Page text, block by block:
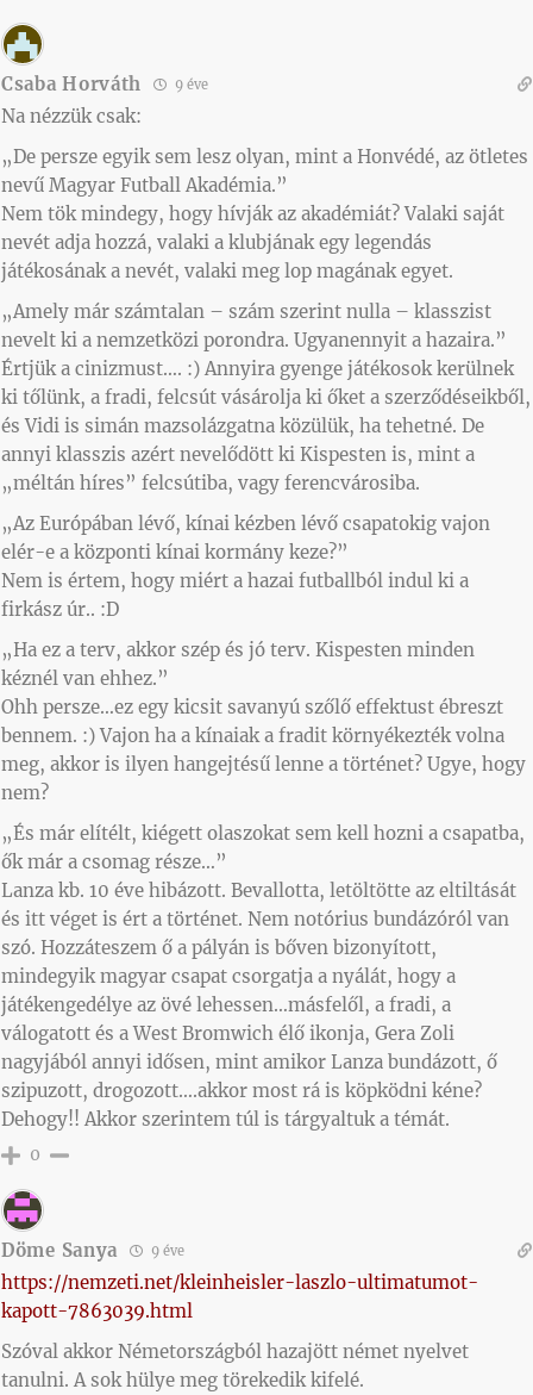
Csaba Horváth 9 éve
Na nézzük csak:
„De persze egyik sem lesz olyan, mint a Honvédé, az ötletes
nevű Magyar Futball Akadémia.”
Nem tök mindegy, hogy hívják az akadémiát? Valaki saját
nevét adja hozzá, valaki a klubjának egy legendás
játékosának a nevét, valaki meg lop magának egyet.
„Amely már számtalan – szám szerint nulla – klasszist
nevelt ki a nemzetközi porondra. Ugyanennyit a hazaira.”
Értjük a cinizmust…. :) Annyira gyenge játékosok kerülnek
ki tőlünk, a fradi, felcsút vásárolja ki őket a szerződéseikből,
és Vidi is simán mazsolázgatna közülük, ha tehetné. De
annyi klasszis azért nevelődött ki Kispesten is, mint a
„méltán híres” felcsútiba, vagy ferencvárosiba.
„Az Európában lévő, kínai kézben lévő csapatokig vajon
elér-e a központi kínai kormány keze?”
Nem is értem, hogy miért a hazai futballból indul ki a
firkász úr.. :D
„Ha ez a terv, akkor szép és jó terv. Kispesten minden
kéznél van ehhez.”
Ohh persze…ez egy kicsit savanyú szőlő effektust ébreszt
bennem. :) Vajon ha a kínaiak a fradit környékezték volna
meg, akkor is ilyen hangejtésű lenne a történet? Ugye, hogy
nem?
„És már elítélt, kiégett olaszokat sem kell hozni a csapatba,
ők már a csomag része…”
Lanza kb. 10 éve hibázott. Bevallotta, letöltötte az eltiltását
és itt véget is ért a történet. Nem notórius bundázóról van
szó. Hozzáteszem ő a pályán is bőven bizonyított,
mindegyik magyar csapat csorgatja a nyálát, hogy a
játékengedélye az övé lehessen…másfelől, a fradi, a
válogatott és a West Bromwich élő ikonja, Gera Zoli
nagyjából annyi idősen, mint amikor Lanza bundázott, ő
szipuzott, drogozott….akkor most rá is köpködni kéne?
Dehogy!! Akkor szerintem túl is tárgyaltuk a témát.
0
Döme Sanya 9 éve
https://nemzeti.net/kleinheisler-laszlo-ultimatumot-
kapott-7863039.html
Szóval akkor Németországból hazajött német nyelvet
tanulni. A sok hülye meg törekedik kifelé.